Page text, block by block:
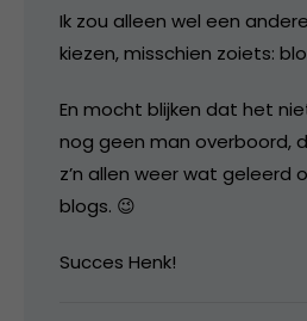
Ik zou alleen wel een
kiezen, misschien zoiets:
En mocht blijken dat het
nog geen man overboord,
z’n allen weer wat geleerd
blogs. 😉
Succes Henk!